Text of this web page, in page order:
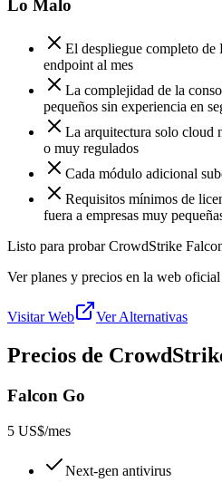
Lo Malo
El despliegue completo
endpoint al mes
La complejidad de la
pequeños sin experiencia en
La arquitectura solo cloud
o muy regulados
Cada módulo adicional
Requisitos mínimos de
fuera a empresas muy
Listo para probar CrowdStrike
Ver planes y precios en la web oficial
Visitar Web Ver Alternativas
Precios de
Falcon Go
5 US$/mes
Next-gen antivirus